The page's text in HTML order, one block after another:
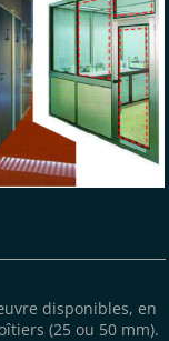
disponibles, en
(25 ou 50 mm).